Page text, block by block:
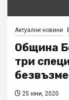
Актуални новини
Община
три
25 юни, 2020